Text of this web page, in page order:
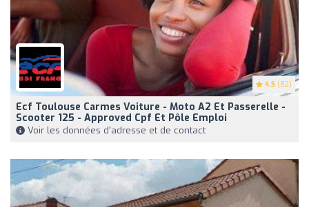
4.5 (82)
Ecf Toulouse Carmes Voiture - Moto A2 Et Passerelle -
Scooter 125 - Approved Cpf Et Pôle Emploi
Voir les données d'adresse et de contact